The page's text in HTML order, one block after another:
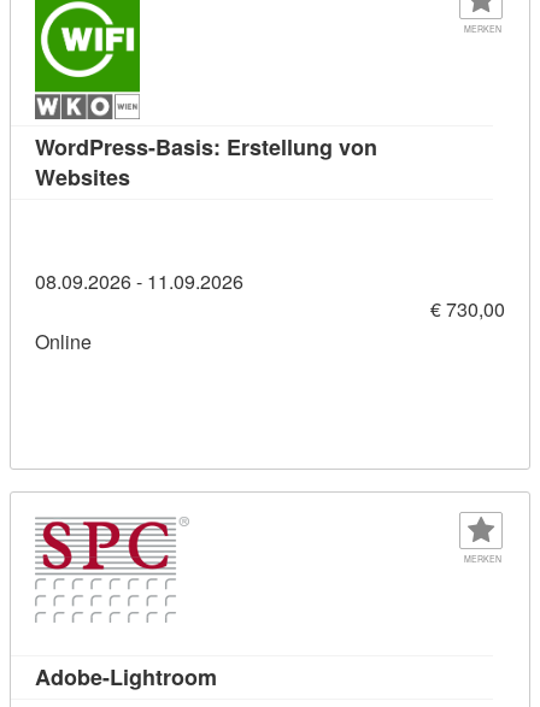
MERKEN
WordPress-Basis: Erstellung von
WebsitesKursdetail: WordPress-Basis: Erstellung
08.09.2026 - 11.09.2026
€ 730,00
Online
MERKEN
Adobe-Lightroom